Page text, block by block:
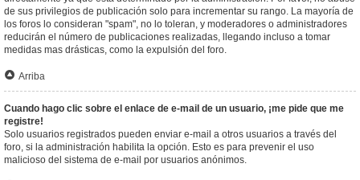
de sus privilegios de publicación solo para incrementar su rango. La mayoría de
los foros lo consideran "spam", no lo toleran, y moderadores o administradores
reducirán el número de publicaciones realizadas, llegando incluso a tomar
medidas mas drásticas, como la expulsión del foro.
Arriba
Cuando hago clic sobre el enlace de e-mail de un usuario, ¡me pide que me
registre!
Solo usuarios registrados pueden enviar e-mail a otros usuarios a través del
foro, si la administración habilita la opción. Esto es para prevenir el uso
malicioso del sistema de e-mail por usuarios anónimos.